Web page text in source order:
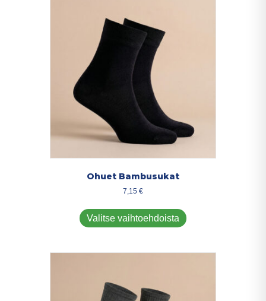
Ohuet Bambusukat
7,15 €
Valitse vaihtoehdoista
tuotteella
muunnelma.